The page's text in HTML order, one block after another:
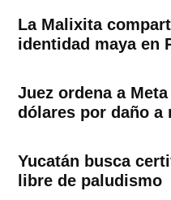
La Malixita
identidad maya en
Juez ordena a
dólares por daño a
Yucatán busca
libre de paludismo